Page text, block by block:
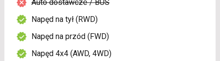
Auto dostawcze / BUS
Napęd na tył (RWD)
Napęd na przód (FWD)
Napęd 4x4 (AWD, 4WD)